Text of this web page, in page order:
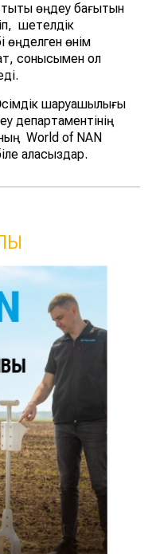
өңдеу бағытын
шетелдік
өңделген өнім
сонысымен ол
шаруашылығы
департаментінің
World of NAN
аласыздар.